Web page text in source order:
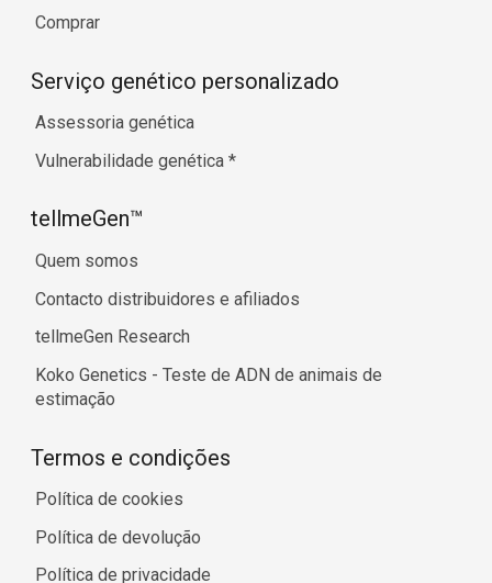
Comprar
Serviço genético personalizado
Assessoria genética
Vulnerabilidade genética *
tellmeGen™
Quem somos
Contacto distribuidores e afiliados
tellmeGen Research
Koko Genetics - Teste de ADN de animais de
estimação
Termos e condições
Política de cookies
Política de devolução
Política de privacidade